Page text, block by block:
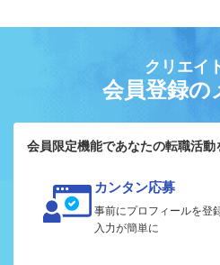
クリエイ
会員登録の
会員限定機能であなたの転職活動
カンタン応募
事前にプロフィールを登
入力が簡単に